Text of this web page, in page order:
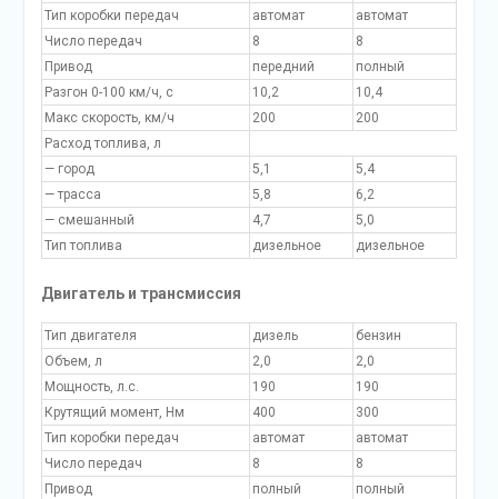
Тип коробки передач
автомат
автомат
Число передач
8
8
Привод
передний
полный
Разгон 0-100 км/ч, с
10,2
10,4
Макс скорость, км/ч
200
200
Расход топлива, л
— город
5,1
5,4
— трасса
5,8
6,2
— смешанный
4,7
5,0
Тип топлива
дизельное дизельное
Двигатель и трансмиссия
Тип двигателя дизель
бензин
Объем, л
2,0
2,0
Мощность, л.с.
190
190
Крутящий момент, Нм
400
300
Тип коробки передач
автомат
автомат
Число передач
8
8
Привод
полный
полный